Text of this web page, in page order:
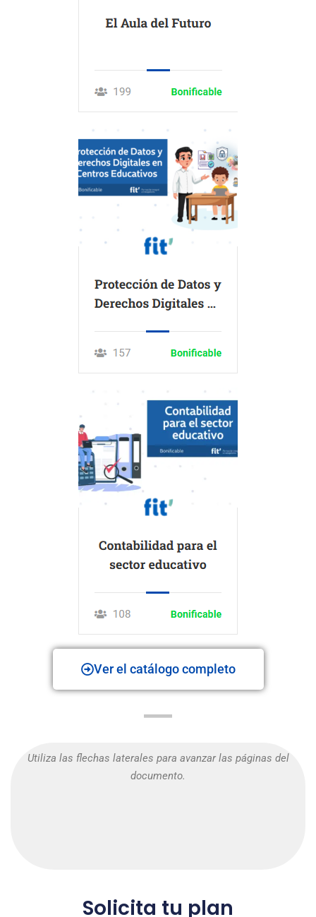
Ver el catálogo completo
Utiliza las flechas laterales para avanzar las páginas del
documento.
Solicita tu plan